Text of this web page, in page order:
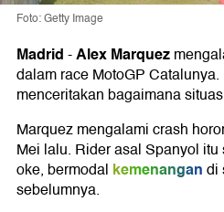
Foto: Getty Image
Madrid-Alex Marquez
dalam race MotoGP
menceritakan bagaimana
Marquez mengalami crash
Mei lalu. Rider asal Spanyol
oke, bermodal kemenangandi
sebelumnya.